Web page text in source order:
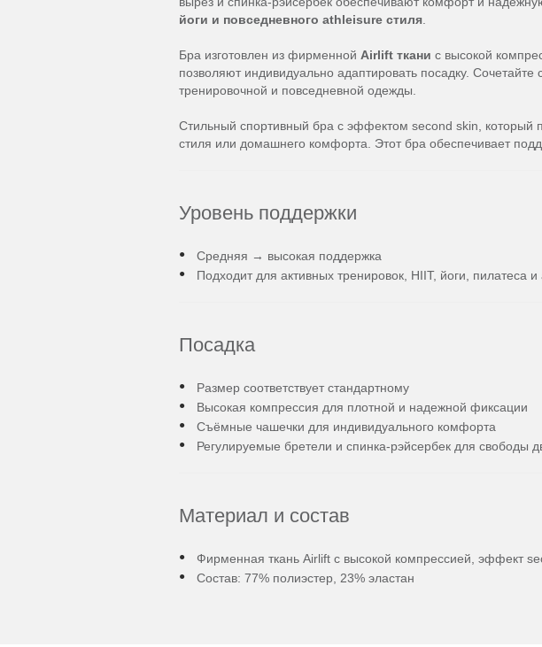
йоги и повседневного athleisure стиля
Бра изготовлен из фирменной Airlift ткани с высокой
позволяют индивидуально адаптировать посадку. Сочетайте
тренировочной и повседневной одежды.
Стильный спортивный бра с эффектом second skin, который
стиля или домашнего комфорта. Этот бра обеспечивает
Уровень поддержки
Средняя → высокая поддержка
Подходит для активных тренировок, HIIT, йоги, пилатеса
Посадка
Размер соответствует стандартному
Высокая компрессия для плотной и надежной фиксации
Съёмные чашечки для индивидуального комфорта
Регулируемые бретели и спинка-рэйсербек для свободы
Материал и состав
Фирменная ткань Airlift с высокой компрессией, эффект
Состав: 77% полиэстер, 23% эластан